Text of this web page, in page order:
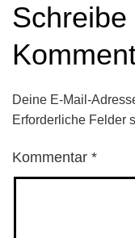
Schreibe
Deine E-Mail-
Erforderliche Felder
Kommentar *